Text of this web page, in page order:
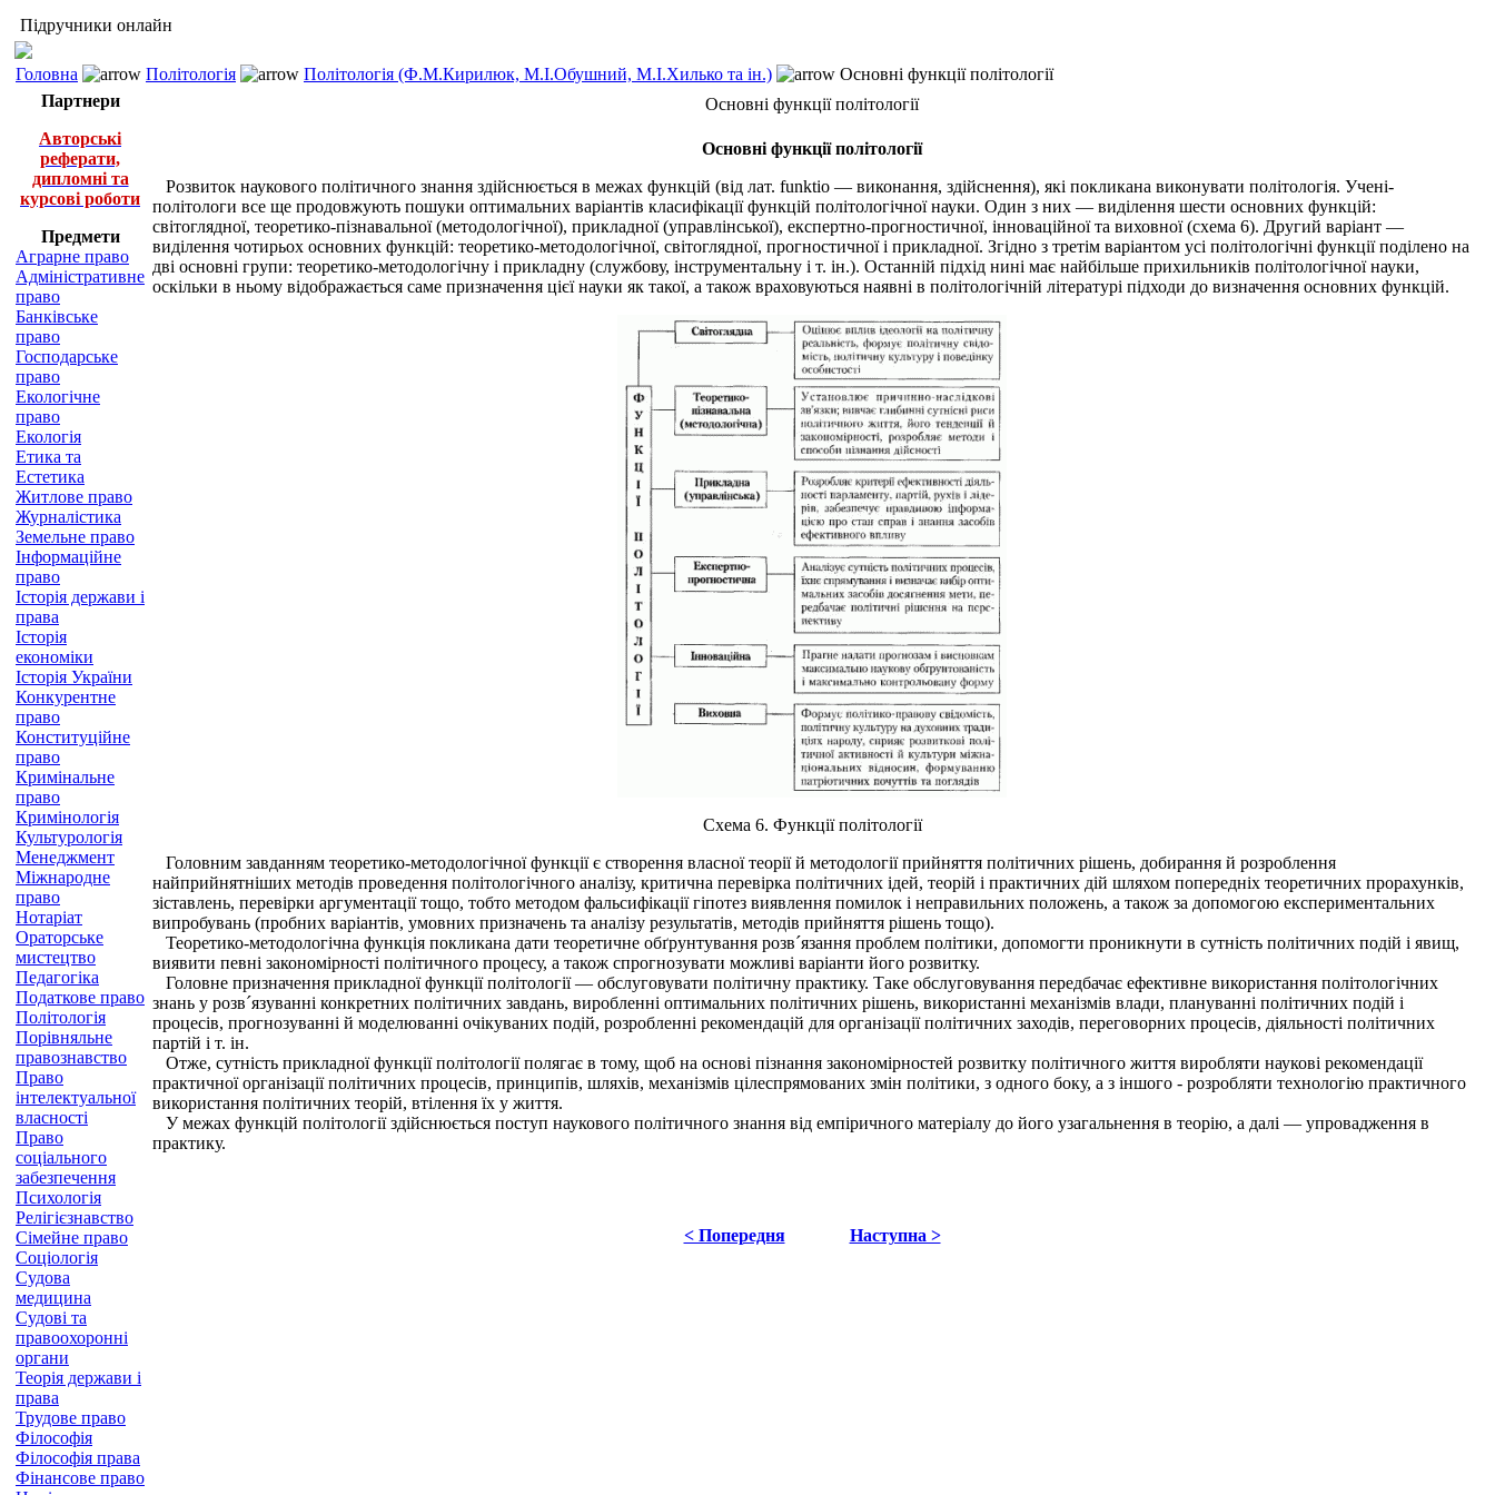
Підручники онлайн
Головна Політологія Політологія (Ф.М.Кирилюк, М.І.Обушний, М.І.Хилько та ін.)
Основні функції політології
Партнери
Авторські
реферати,
дипломні та
курсові роботи
Предмети
Аграрне право
Адміністративне
право
Банківське
право
Господарське
право
Екологічне
право
Екологія
Етика та
Естетика
Житлове право
Журналістика
Земельне право
Інформаційне
право
Історія держави і
права
Історія
економіки
Історія України
Конкурентне
право
Конституційне
право
Кримінальне
право
Кримінологія
Культурологія
Менеджмент
Міжнародне
право
Нотаріат
Ораторське
мистецтво
Педагогіка
Податкове право
Політологія
Порівняльне
правознавство
Право
інтелектуальної
власності
Право
соціального
забезпечення
Психологія
Релігієзнавство
Сімейне право
Соціологія
Судова
медицина
Судові та
правоохоронні
органи
Теорія держави і
права
Трудове право
Філософія
Філософія права
Фінансове право
Основні функції політології
Основні функції політології
Розвиток наукового політичного знання здійснюється в межах функцій (від лат. funktio — виконання, здійснення), які покликана виконувати політологія. Учені-
політологи все ще продовжують пошуки оптимальних варіантів класифікації функцій політологічної науки. Один з них — виділення шести основних функцій:
світоглядної, теоретико-пізнавальної (методологічної), прикладної (управлінської), експертно-прогностичної, інноваційної та виховної (схема 6). Другий варіант —
виділення чотирьох основних функцій: теоретико-методологічної, світоглядної, прогностичної і прикладної. Згідно з третім варіантом усі політологічні функції поділено на
дві основні групи: теоретико-методологічну і прикладну (службову, інструментальну і т. ін.). Останній підхід нині має найбільше прихильників політологічної науки,
оскільки в ньому відображається саме призначення цієї науки як такої, а також враховуються наявні в політологічній літературі підходи до визначення основних функцій.
Схема 6. Функції політології
Головним завданням теоретико-методологічної функції є створення власної теорії й методології прийняття політичних рішень, добирання й розроблення
найприйнятніших методів проведення політологічного аналізу, критична перевірка політичних ідей, теорій і практичних дій шляхом попередніх теоретичних прорахунків,
зіставлень, перевірки аргументації тощо, тобто методом фальсифікації гіпотез виявлення помилок і неправильних положень, а також за допомогою експериментальних
випробувань (пробних варіантів, умовних призначень та аналізу результатів, методів прийняття рішень тощо).
Теоретико-методологічна функція покликана дати теоретичне обґрунтування розв´язання проблем політики, допомогти проникнути в сутність політичних подій і явищ,
виявити певні закономірності політичного процесу, а також спрогнозувати можливі варіанти його розвитку.
Головне призначення прикладної функції політології — обслуговувати політичну практику. Таке обслуговування передбачає ефективне використання політологічних
знань у розв´язуванні конкретних політичних завдань, виробленні оптимальних політичних рішень, використанні механізмів влади, плануванні політичних подій і
процесів, прогнозуванні й моделюванні очікуваних подій, розробленні рекомендацій для організації політичних заходів, переговорних процесів, діяльності політичних
партій і т. ін.
Отже, сутність прикладної функції політології полягає в тому, щоб на основі пізнання закономірностей розвитку політичного життя виробляти наукові рекомендації
практичної організації політичних процесів, принципів, шляхів, механізмів цілеспрямованих змін політики, з одного боку, а з іншого - розробляти технологію практичного
використання політичних теорій, втілення їх у життя.
У межах функцій політології здійснюється поступ наукового політичного знання від емпіричного матеріалу до його узагальнення в теорію, а далі — упровадження в
практику.
< Попередня Наступна >